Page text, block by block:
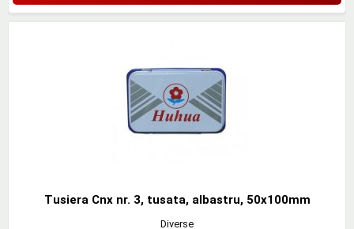
Tusiera Cnx nr. 3, tusata, albastru, 50x100mm
Diverse